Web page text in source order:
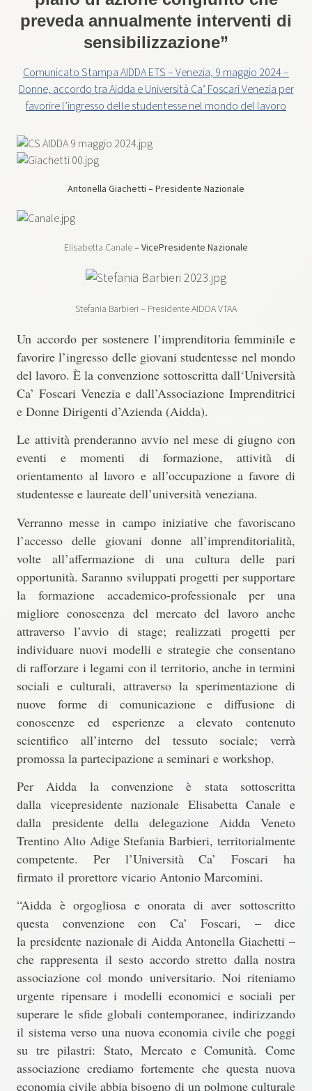
preveda annualmente interventi di
sensibilizzazione”
Comunicato Stampa AIDDA ETS – Venezia, 9 maggio 2024 –
Donne, accordo tra Aidda e Università Ca’ Foscari Venezia per
favorire l’ingresso delle studentesse nel mondo del lavoro
Antonella Giachetti – Presidente Nazionale
Elisabetta Canale– VicePresidente Nazionale
Stefania Barbieri – Presidente AIDDA VTAA
Un accordo per sostenere l’imprenditoria femminile e
favorire l’ingresso delle giovani studentesse nel mondo
del lavoro. È la convenzione sottoscritta dall‘Università
Ca’ Foscari Venezia e dall’Associazione Imprenditrici
e Donne Dirigenti d’Azienda (Aidda).
Le attività prenderanno avvio nel mese di giugno con
eventi e momenti di formazione, attività di
orientamento al lavoro e all’occupazione a favore di
studentesse e laureate dell’università veneziana.
Verranno messe in campo iniziative che favoriscano
l’accesso delle giovani donne all’imprenditorialità,
volte all’affermazione di una cultura delle pari
opportunità. Saranno sviluppati progetti per supportare
la formazione accademico-professionale per una
migliore conoscenza del mercato del lavoro anche
attraverso l’avvio di stage; realizzati progetti per
individuare nuovi modelli e strategie che consentano
di rafforzare i legami con il territorio, anche in termini
sociali e culturali, attraverso la sperimentazione di
nuove forme di comunicazione e diffusione di
conoscenze ed esperienze a elevato contenuto
scientifico all’interno del tessuto sociale; verrà
promossa la partecipazione a seminari e workshop.
Per Aidda la convenzione è stata sottoscritta
dallavicepresidente nazionale Elisabetta Canalee
dalla presidente della delegazione Aidda Veneto
Trentino Alto Adige Stefania Barbieri, territorialmente
competente. Per l’Università Ca’ Foscari ha
firmato il prorettore vicario Antonio Marcomini.
“Aidda è orgogliosa e onorata di aver sottoscritto
questa convenzione con Ca’ Foscari, – dice
la presidente nazionale di Aidda Antonella Giachetti–
che rappresenta il sesto accordo stretto dalla nostra
associazione col mondo universitario. Noi riteniamo
urgente ripensare i modelli economici e sociali per
superare le sfide globali contemporanee, indirizzando
il sistema verso una nuova economia civile che poggi
su tre pilastri: Stato, Mercato e Comunità. Come
associazione crediamo fortemente che questa nuova
economia civile abbia bisogno di un polmone culturale